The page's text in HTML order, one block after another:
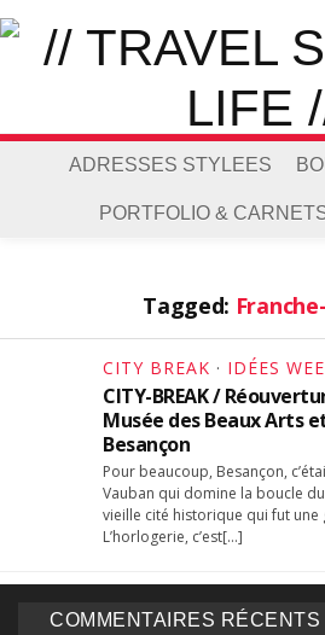
ADRESSES STYLEES
PORTFOLIO &
Tagged:
CITY BREAK · IDÉES
CITY-BREAK /
Musée des Beaux Arts
Besançon
Pour beaucoup, Besançon,
Vauban qui domine la boucle
vieille cité historique qui fut une
L’horlogerie, c’est[…]
COMMENTAIRES RÉCENTS